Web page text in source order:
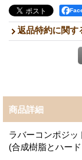
返品特約に関す
商品詳細
ラバーコンポジッ
(合成樹脂とハー